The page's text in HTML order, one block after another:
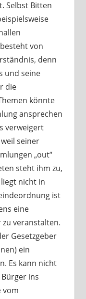
Selbst Bitten
von
denn
und seine
die
könnte
ansprechen
verweigert
seiner
„out“
steht ihm zu,
nicht in
ist
eine
veranstalten.
Gesetzgeber
ein
Es kann nicht
ins
vom